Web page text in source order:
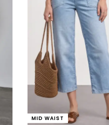
MID WAIST